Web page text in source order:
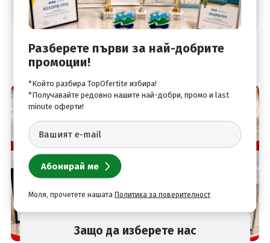
Защо да изберете нас
Разберете първи за най-добрите
промоции!
*Който разбира TopOfertite избира!
*Получавайте редовно нашите най-добри, промо и last
minute оферти!
Моля, прочетете нашатаПолитика за поверителност